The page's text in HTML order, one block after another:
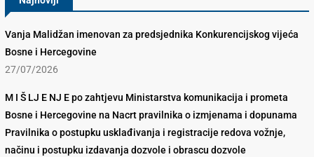
Vanja Malidžan imenovan za predsjednika Konkurencijskog vijeća
Bosne i Hercegovine
27/07/2026
M I Š LJ E NJ E po zahtjevu Ministarstva komunikacija i prometa
Bosne i Hercegovine na Nacrt pravilnika o izmjenama i dopunama
Pravilnika o postupku usklađivanja i registracije redova vožnje,
načinu i postupku izdavanja dozvole i obrascu dozvole